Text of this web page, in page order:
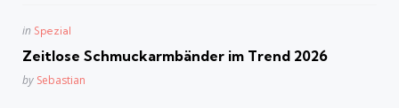
Posted
in Spezial
Zeitlose Schmuckarmbänder im Trend 2026
Posted
by Sebastian